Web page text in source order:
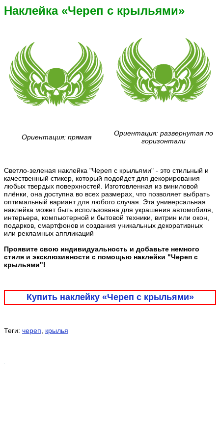
Наклейка «Череп с крыльями»
Ориентация: прямая
Ориентация: развернутая по
горизонтали
Светло-зеленая наклейка "Череп с крыльями" - это стильный и
качественный стикер, который подойдет для декорирования
любых твердых поверхностей. Изготовленная из виниловой
плёнки, она доступна во всех размерах, что позволяет выбрать
оптимальный вариант для любого случая. Эта универсальная
наклейка может быть использована для украшения автомобиля,
интерьера, компьютерной и бытовой техники, витрин или окон,
подарков, смартфонов и создания уникальных декоративных
или рекламных аппликаций
Проявите свою индивидуальность и добавьте немного
стиля и эксклюзивности с помощью наклейки "Череп с
крыльями"!
Купить наклейку «Череп с крыльями»
Теги: череп, крылья